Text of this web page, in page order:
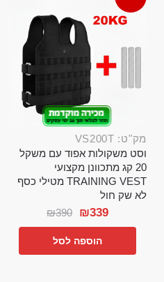
מק"ט: VS200T
וסט משקולות אפוד עם משקל
20 קג מתכוונן מקצועי
TRAINING VEST מטילי כסף
לא שק חול
₪390 ₪339
הוספה לסל